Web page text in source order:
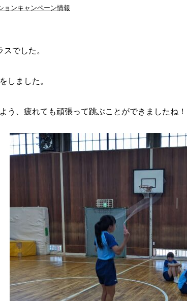
ョンキャンペーン情報
でした。
しました。
う、疲れても頑張って跳ぶことができましたね！